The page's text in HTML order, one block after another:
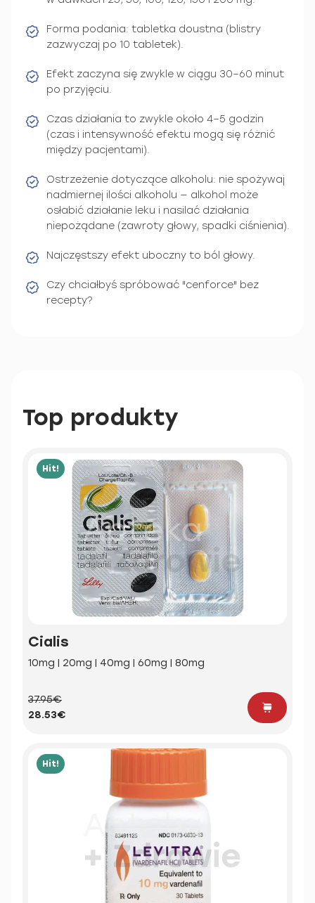
Forma podania: tabletka doustna (blistry
zazwyczaj po 10 tabletek).
Efekt zaczyna się zwykle w ciągu 30–60 minut
po przyjęciu.
Czas działania to zwykle około 4–5 godzin
(czas i intensywność efektu mogą się różnić
między pacjentami).
Ostrzeżenie dotyczące alkoholu: nie spożywaj
nadmiernej ilości alkoholu — alkohol może
osłabić działanie leku i nasilać działania
niepożądane (zawroty głowy, spadki ciśnienia).
Najczęstszy efekt uboczny to ból głowy.
Czy chciałbyś spróbować "cenforce" bez
recepty?
Top produkty
Hit!
Cialis
10mg | 20mg | 40mg | 60mg | 80mg
37.95€
28.53€
Hit!